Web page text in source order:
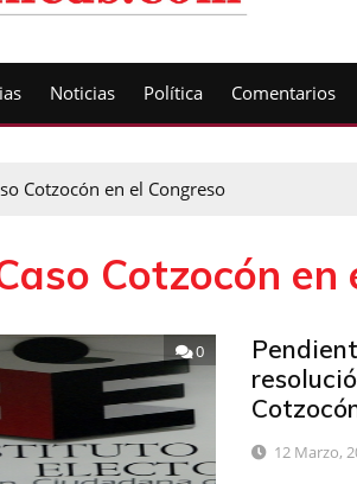
Noticias Política Comentarios
Cotzocón en el Congreso
Cotzocón en
0
12 Marzo,